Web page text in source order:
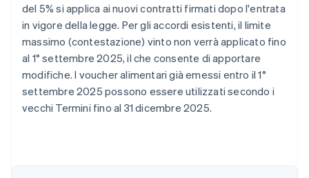
del 5% si applica ai nuovi contratti firmati dopo l'entrata
in vigore della legge. Per gli accordi esistenti, il limite
massimo (contestazione) vinto non verrà applicato fino
al 1° settembre 2025, il che consente di apportare
modifiche. I voucher alimentari già emessi entro il 1°
settembre 2025 possono essere utilizzati secondo i
vecchi Termini fino al 31 dicembre 2025.
Austria